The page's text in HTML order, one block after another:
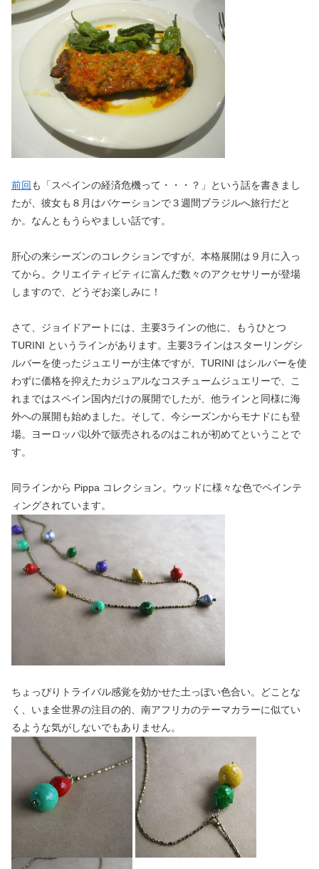
前回も「スペインの経済危機って・・・？」という話を書きまし
たが、彼女も８月はバケーションで３週間ブラジルへ旅行だと
か。なんともうらやましい話です。
肝心の来シーズンのコレクションですが、本格展開は９月に入っ
てから。クリエイティビティに富んだ数々のアクセサリーが登場
しますので、どうぞお楽しみに！
さて、ジョイドアートには、主要3ラインの他に、もうひとつ
TURINI というラインがあります。主要3ラインはスターリングシ
ルバーを使ったジュエリーが主体ですが、TURINI はシルバーを使
わずに価格を抑えたカジュアルなコスチュームジュエリーで、こ
れまではスペイン国内だけの展開でしたが、他ラインと同様に海
外への展開も始めました。そして、今シーズンからモナドにも登
場。ヨーロッパ以外で販売されるのはこれが初めてということで
す。
同ラインから Pippa コレクション。ウッドに様々な色でペインテ
ィングされています。
ちょっぴりトライバル感覚を効かせた土っぽい色合い。どことな
く、いま全世界の注目の的、南アフリカのテーマカラーに似てい
るような気がしないでもありません。